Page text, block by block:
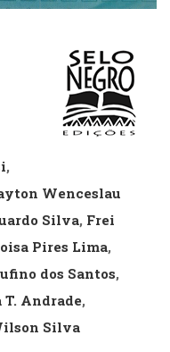
,
Wenceslau
Silva, Frei
Pires Lima,
dos Santos,
T. Andrade,
Silva